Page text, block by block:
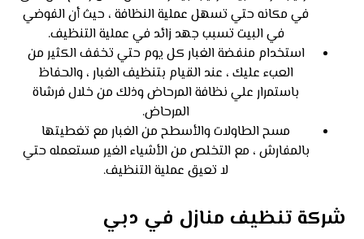
في مكانه حتي تسهل عملية النظافة ، حيث أن الفوضي
في البيت تسبب جهد زائد في عملية التنظيف.
استخدام منفضة الغبار كل يوم حتي تخفف الكثير من
العبء عليك ، عند القيام بتنظيف الغبار ، والحفاظ
باستمرار علي نظافة المرحاض وذلك من خلال فرشاة
المرحاض.
مسح الطاولات والأسطح من الغبار مع تغطيتها
بالمفارش ، مع التخلص من الأشياء الغير مستعمله حتي
لا تعيق عملية التنظيف.
شركة تنظيف منازل في دبي